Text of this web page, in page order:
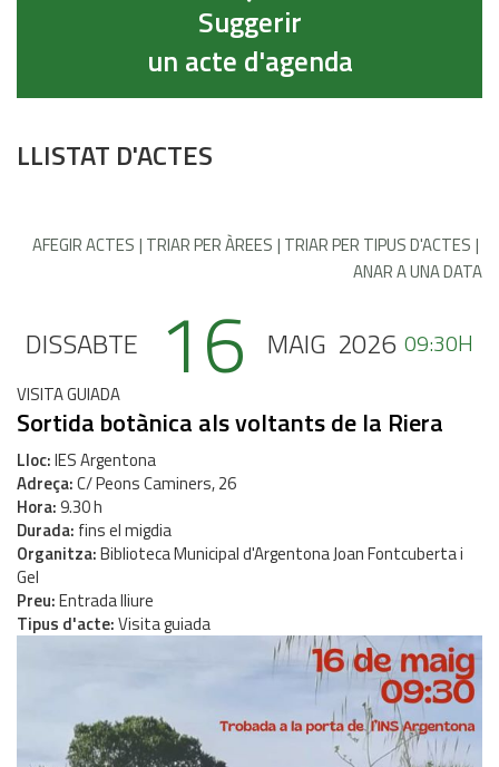
Suggerir
un acte d'agenda
LLISTAT D'ACTES
AFEGIR ACTES TRIAR PER ÀREES TRIAR PER TIPUS D'ACTES
ANAR A UNA DATA
DISSABTE 16 MAIG 2026 09:30H
VISITA GUIADA
Sortida botànica als voltants de la Riera
Lloc IES Argentona
Adreça C/ Peons Caminers, 26
Hora 9.30 h
Durada fins el migdia
Organitza Biblioteca Municipal d'Argentona Joan Fontcuberta i
Gel
Preu Entrada lliure
Tipus d'acte Visita guiada